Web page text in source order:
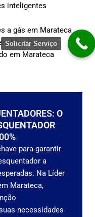
inteligentes
a gás em Marateca
Marateca
em Marateca
O
para garantir
a
Na Líder
Marateca,
necessidades
Solicitar Serviço